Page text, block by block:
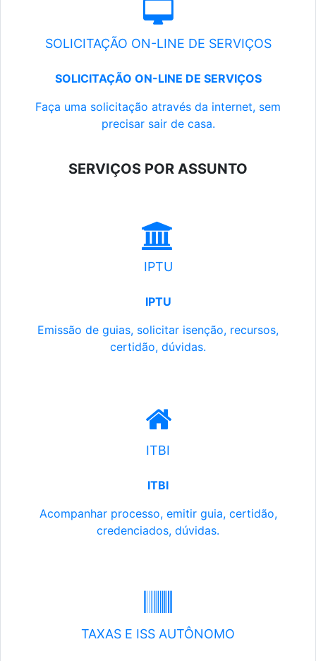
SOLICITAÇÃO ON-LINE DE SERVIÇOS
SOLICITAÇÃO ON-LINE DE SERVIÇOS
Faça uma solicitação através da internet, sem
precisar sair de casa.
SERVIÇOS POR ASSUNTO
IPTU
IPTU
Emissão de guias, solicitar isenção, recursos,
certidão, dúvidas.
ITBI
ITBI
Acompanhar processo, emitir guia, certidão,
credenciados, dúvidas.
TAXAS E ISS AUTÔNOMO